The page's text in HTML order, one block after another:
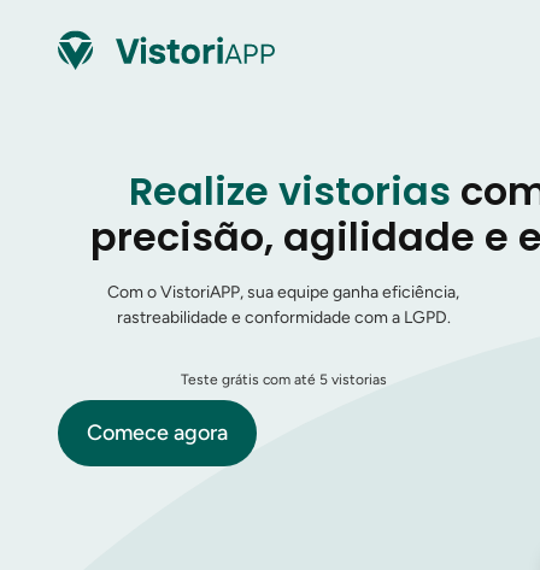
Realize vistorias
precisão, agilidade e
Com o VistoriAPP, sua equipe ganha eficiência,
rastreabilidade e conformidade com a LGPD.
Teste grátis com até 5 vistorias
Comece agora